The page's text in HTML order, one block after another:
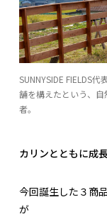
SUNNYSIDE FIELDS
舗を構えたという、
者。
カリンとともに成
今回誕生した３商
が